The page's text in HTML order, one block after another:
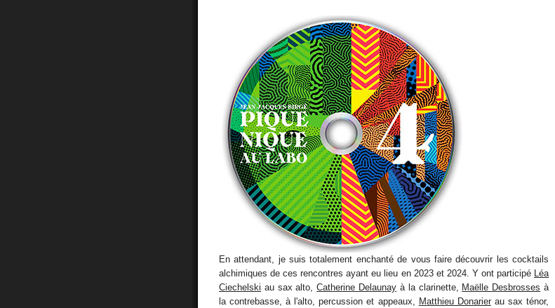
En attendant, je suis totalement enchanté de vous faire découvrir les cocktails
alchimiques de ces rencontres ayant eu lieu en 2023 et 2024. Y ont participé
Léa
Ciechelski au sax alto,Catherine Delaunay à la clarinette, Maëlle Desbrosses à
la contrebasse, à l'alto, percussion et appeaux,
Matthieu Donarierau sax ténor,